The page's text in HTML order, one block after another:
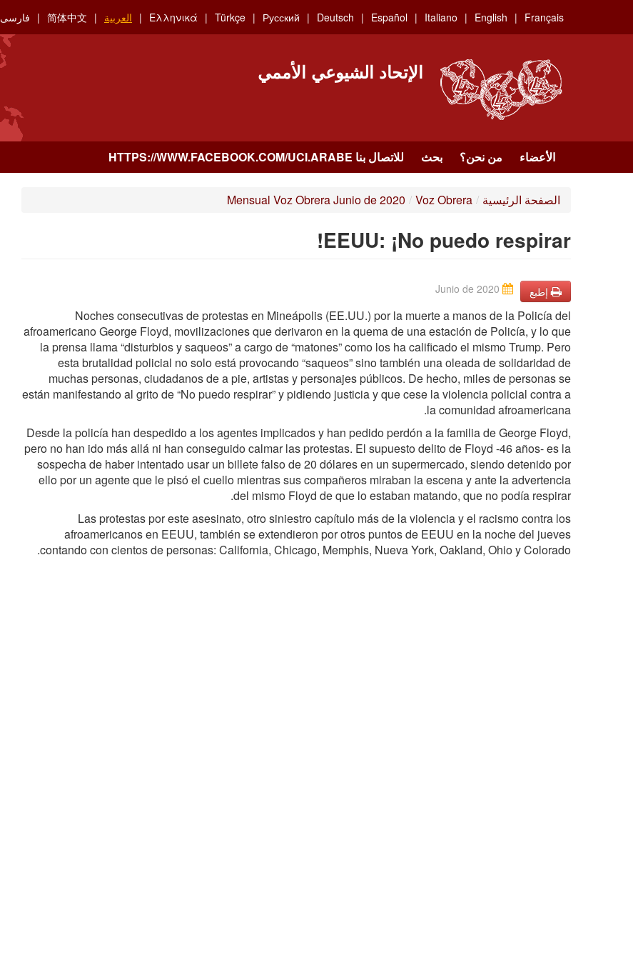
main
Français
English
Italiano
Español
Deutsch
Русский
Türkçe
Ελληνικά العربية 简体中文 فارسی
الإتحاد الشيوعي الأممي
الأعضاء من نحن؟ بحث للاتصال بنا HTTPS://WWW.FACEBOOK.COM/UCI.ARABE
الصفحة الرئيسية /
Voz Obrera
/
Mensual Voz Obrera Junio de 2020
EEUU: ¡No puedo respirar!
إطبع
Noches consecutivas de protestas en Mineápolis (EE.UU.) por la muerte a manos de la Policía del
afroamericano George Floyd, movilizaciones que derivaron en la quema de una estación de Policía, y lo que
la prensa llama “disturbios y saqueos” a cargo de “matones” como los ha calificado el mismo Trump. Pero
esta brutalidad policial no solo está provocando “saqueos” sino también una oleada de solidaridad de
muchas personas, ciudadanos de a pie, artistas y personajes públicos. De hecho, miles de personas se
están manifestando al grito de “No puedo respirar” y pidiendo justicia y que cese la violencia policial contra a
la comunidad afroamericana.
Desde la policía han despedido a los agentes implicados y han pedido perdón a la familia de George Floyd,
pero no han ido más allá ni han conseguido calmar las protestas. El supuesto delito de Floyd -46 años- es la
sospecha de haber intentado usar un billete falso de 20 dólares en un supermercado, siendo detenido por
ello por un agente que le pisó el cuello mientras sus compañeros miraban la escena y ante la advertencia
del mismo Floyd de que lo estaban matando, que no podía respirar.
Las protestas por este asesinato, otro siniestro capítulo más de la violencia y el racismo contra los
afroamericanos en EEUU, también se extendieron por otros puntos de EEUU en la noche del jueves
contando con cientos de personas: California, Chicago, Memphis, Nueva York, Oakland, Ohio y Colorado.